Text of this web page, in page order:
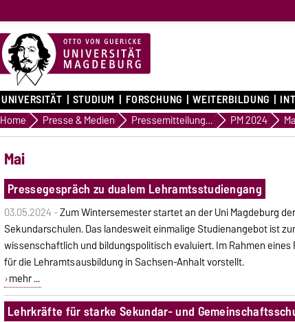
UNIVERSITÄT STUDIUM FORSCHUNG WEITERBILDUNG
Home Presse & Medien Pressemitteilungen PM 2024
Mai
Pressegespräch zu dualem Lehramtsstudiengang
03.05.2024 -Zum Wintersemester startet an der Uni Magdeburg
Sekundarschulen. Das landesweit einmalige Studienangebot ist
wissenschaftlich und bildungspolitisch evaluiert. Im Rahmen
für die Lehramtsausbildung in Sachsen-Anhalt vorstellt.
mehr ...
Lehrkräfte für starke Sekundar- und